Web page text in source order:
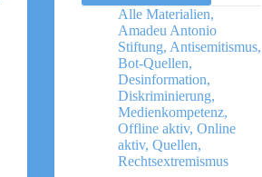
Bild
des
„übergriffigen
Fremden“
warum
ist
es
ein
Mythos?
Wenn
Alle Materialien,
Amadeu Antonio
Stiftung, Antisemitismus,
Bot-Quellen,
Desinformation,
Diskriminierung,
Medienkompetenz,
Offline aktiv,Online
aktiv,Quellen,
Rechtsextremismus